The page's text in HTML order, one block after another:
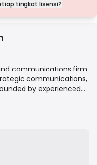
tingkat lisensi?
langkah keamanan.
lisensi ini seringkali
operasional, lisensi ini
lebih tinggi bagi pedagang.
and communications firm
communications,
by experienced
in managing
associations, and
to achieve victory
battles.